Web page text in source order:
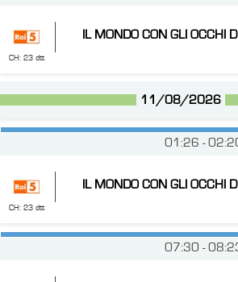
CH: 23 dtt
IL MONDO CON GLI OCCHI
11/08/2026
01:26 -
CH: 23 dtt
IL MONDO CON GLI OCCHI
07:30 -